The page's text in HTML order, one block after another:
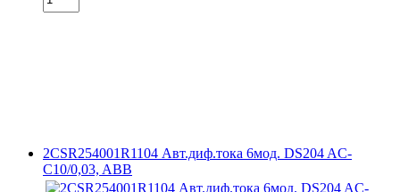
2CSR254001R1104 Авт.диф.тока 6мод. DS204 AC-
C10/0,03, ABB